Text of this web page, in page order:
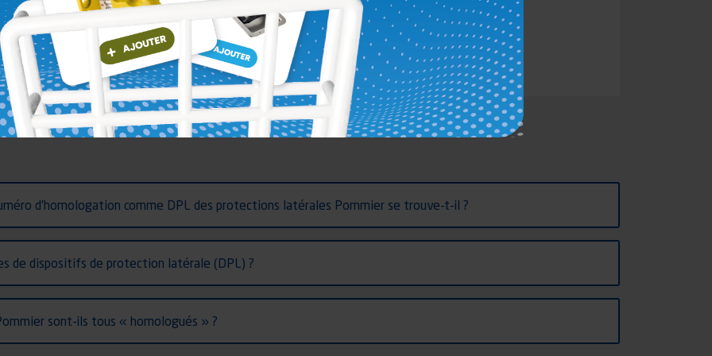
Instructions de
montage
d’homologation comme DPL des protections latérales Pommier se trouve-t-il ?
de dispositifs de protection latérale (DPL) ?
sont-ils tous « homologués » ?